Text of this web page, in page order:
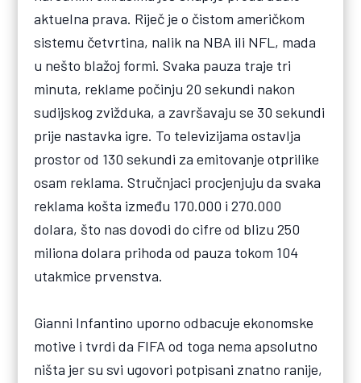
aktuelna prava. Riječ je o čistom američkom
sistemu četvrtina, nalik na NBA ili NFL, mada
u nešto blažoj formi. Svaka pauza traje tri
minuta, reklame počinju 20 sekundi nakon
sudijskog zvižduka, a završavaju se 30 sekundi
prije nastavka igre. To televizijama ostavlja
prostor od 130 sekundi za emitovanje otprilike
osam reklama. Stručnjaci procjenjuju da svaka
reklama košta između 170.000 i 270.000
dolara, što nas dovodi do cifre od blizu 250
miliona dolara prihoda od pauza tokom 104
utakmice prvenstva.
Gianni Infantino uporno odbacuje ekonomske
motive i tvrdi da FIFA od toga nema apsolutno
ništa jer su svi ugovori potpisani znatno ranije,